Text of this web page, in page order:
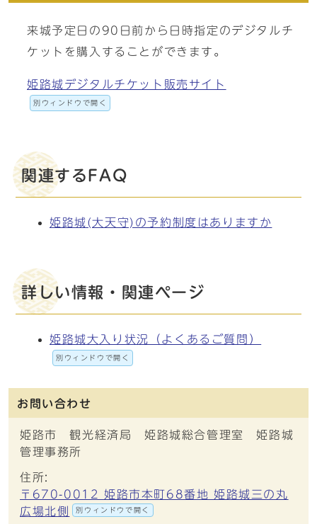
来城予定日の90日前から日時指定のデジタルチ
ケットを購入することができます。
姫路城デジタルチケット販売サイト
別ウィンドウで開く
関連するFAQ
姫路城(大天守)の予約制度はありますか
詳しい情報・関連ページ
姫路城大入り状況（よくあるご質問）
別ウィンドウで開く
お問い合わせ
姫路市 観光経済局 姫路城総合管理室 姫路城
管理事務所
住所:
〒670-0012 姫路市本町68番地 姫路城三の丸
広場北側
別ウィンドウで開く